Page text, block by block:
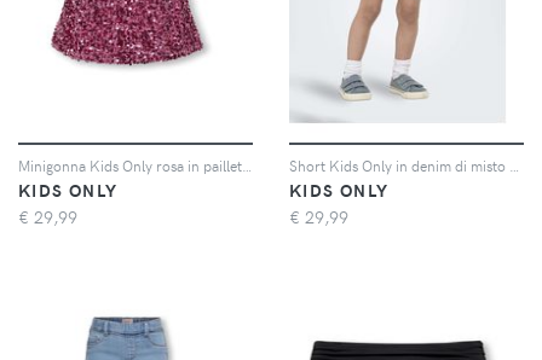
KIDS ONLY
€ 29,99
KIDS ONLY
€ 29,99